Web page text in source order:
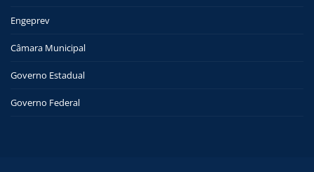
Engeprev
Câmara Municipal
Governo Estadual
Governo Federal